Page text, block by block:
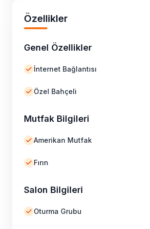
Özellikler
Genel Özellikler
İnternet Bağlantısı
Özel Bahçeli
Mutfak Bilgileri
Amerikan Mutfak
Fırın
Salon Bilgileri
Oturma Grubu